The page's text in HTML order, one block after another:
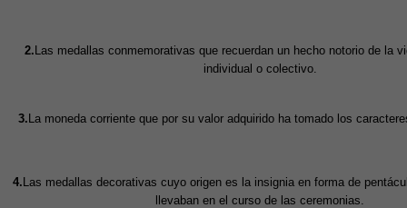
2. Las medallas conmemorativas que recuerdan un hecho notorio de la
individual o colectivo.
3. La moneda corriente que por su valor adquirido ha tomado los
4. Las medallas decorativas cuyo origen es la insignia en forma de
llevaban en el curso de las ceremonias.